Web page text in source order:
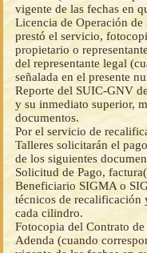
vigente de las fechas en
Licencia de Operación de
prestó el servicio,
propietario o
del representante legal
señalada en el presente
Reporte del SUIC-GNV
y su inmediato superior,
documentos.
Por el servicio de
Talleres solicitarán el
de los siguientes
Solicitud de Pago,
Beneficiario SIGMA o
técnicos de
cada cilindro.
Fotocopia del Contrato
Adenda (cuando